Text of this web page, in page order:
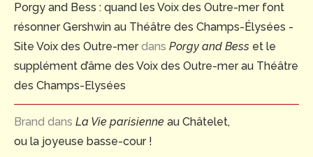
Porgy and Bess : quand les Voix des Outre-mer font
résonner Gershwin au Théâtre des Champs-Élysées -
Site Voix des Outre-merdans Porgy and Bess et le
supplément d’âme des Voix des Outre-mer au Théâtre
des Champs-Elysées
Brand dans La Vie parisienne au Châtelet,
ou la joyeuse basse-cour !